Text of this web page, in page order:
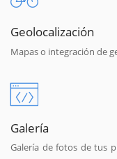
Geolocalización
Mapas o integración de
Galería
Galería de fotos de tus